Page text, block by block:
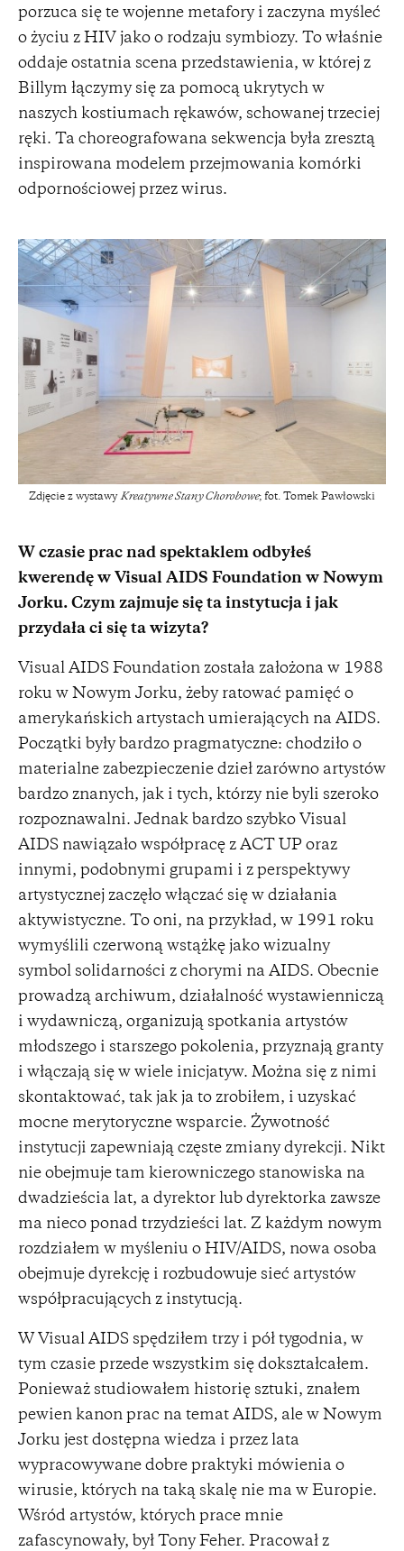
porzuca się te wojenne metafory i zaczyna myśleć
o życiu z HIV jako o rodzaju symbiozy. To właśnie
oddaje ostatnia scena przedstawienia, w której z
Billym łączymy się za pomocą ukrytych w
naszych kostiumach rękawów, schowanej trzeciej
ręki. Ta choreografowana sekwencja była zresztą
inspirowana modelem przejmowania komórki
odpornościowej przez wirus.
Zdjęcie z wystawyKreatywne Stany Chorobowe; fot. Tomek Pawłowski
W czasie prac nad spektaklem odbyłeś
kwerendę w Visual AIDS Foundation w Nowym
Jorku. Czym zajmuje się ta instytucja i jak
przydała ci się ta wizyta?
Visual AIDS Foundation została założona w 1988
roku w Nowym Jorku, żeby ratować pamięć o
amerykańskich artystach umierających na AIDS.
Początki były bardzo pragmatyczne: chodziło o
materialne zabezpieczenie dzieł zarówno artystów
bardzo znanych, jak i tych, którzy nie byli szeroko
rozpoznawalni. Jednak bardzo szybko Visual
AIDS nawiązało współpracę z ACT UP oraz
innymi, podobnymi grupami i z perspektywy
artystycznej zaczęło włączać się w działania
aktywistyczne. To oni, na przykład, w 1991 roku
wymyślili czerwoną wstążkę jako wizualny
symbol solidarności z chorymi na AIDS. Obecnie
prowadzą archiwum, działalność wystawienniczą
i wydawniczą, organizują spotkania artystów
młodszego i starszego pokolenia, przyznają granty
i włączają się w wiele inicjatyw. Można się z nimi
skontaktować, tak jak ja to zrobiłem, i uzyskać
mocne merytoryczne wsparcie. Żywotność
instytucji zapewniają częste zmiany dyrekcji. Nikt
nie obejmuje tam kierowniczego stanowiska na
dwadzieścia lat, a dyrektor lub dyrektorka zawsze
ma nieco ponad trzydzieści lat. Z każdym nowym
rozdziałem w myśleniu o HIV/AIDS, nowa osoba
obejmuje dyrekcję i rozbudowuje sieć artystów
współpracujących z instytucją.
W Visual AIDS spędziłem trzy i pół tygodnia, w
tym czasie przede wszystkim się dokształcałem.
Ponieważ studiowałem historię sztuki, znałem
pewien kanon prac na temat AIDS, ale w Nowym
Jorku jest dostępna wiedza i przez lata
wypracowywane dobre praktyki mówienia o
wirusie, których na taką skalę nie ma w Europie.
Wśród artystów, których prace mnie
zafascynowały, był Tony Feher. Pracował z